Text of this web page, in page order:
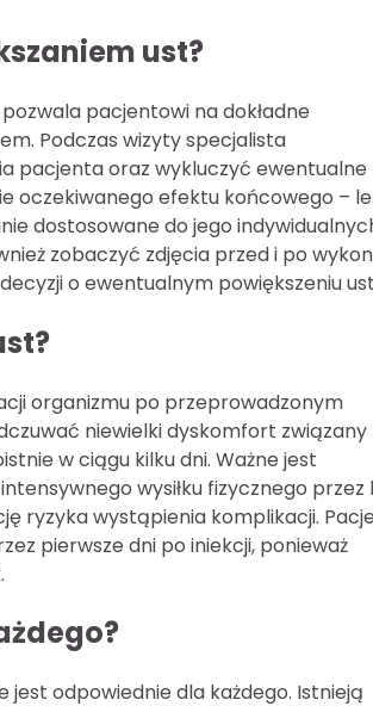
ust?
pacjentowi na dokładne
Podczas wizyty specjalista
pacjenta oraz wykluczyć ewentualne
oczekiwanego efektu końcowego –
dostosowane do jego
zobaczyć zdjęcia przed i po
o ewentualnym powiększeniu
organizmu po przeprowadzonym
niewielki dyskomfort związany
w ciągu kilku dni. Ważne jest
wysiłku fizycznego przez
ryzyka wystąpienia komplikacji.
pierwsze dni po iniekcji, ponieważ
odpowiednie dla każdego. Istnieją